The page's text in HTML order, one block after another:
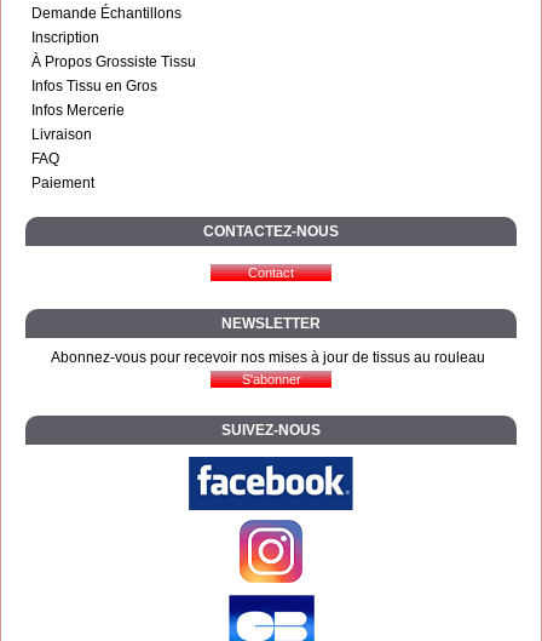
Demande Échantillons
Inscription
À Propos Grossiste Tissu
Infos Tissu en Gros
Infos Mercerie
Livraison
FAQ
Paiement
CONTACTEZ-NOUS
NEWSLETTER
Abonnez-vous pour recevoir nos mises à jour de tissus au rouleau
SUIVEZ-NOUS